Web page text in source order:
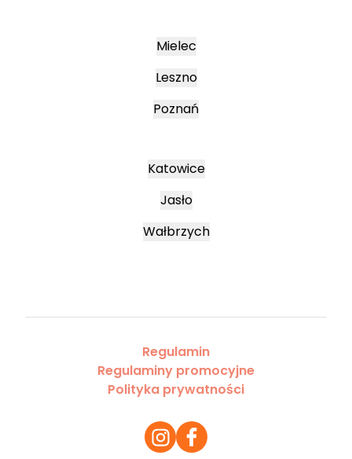
Mielec
Leszno
Poznań
Katowice
Jasło
Wałbrzych
Regulamin
Regulaminy promocyjne
Polityka prywatności